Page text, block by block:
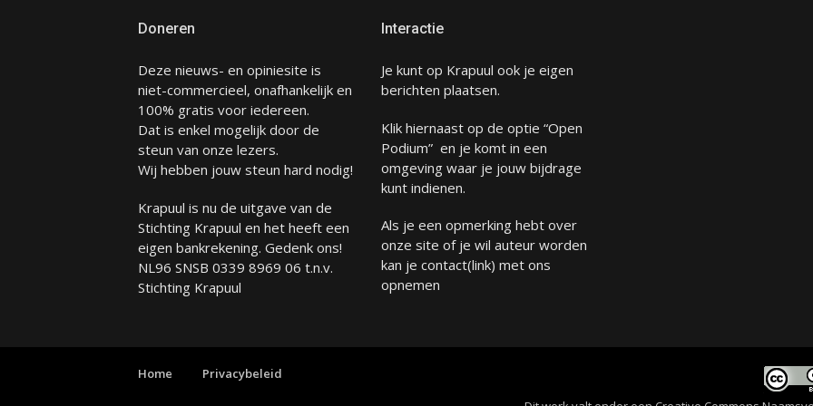
Doneren
Deze nieuws- en opiniesite is
niet-commercieel, onafhankelijk en
100% gratis voor iedereen.
Dat is enkel mogelijk door de
steun van onze lezers.
Wij hebben jouw steun hard nodig!
Krapuul is nu de uitgave van de
Stichting Krapuul en het heeft een
eigen bankrekening. Gedenk ons!
NL96 SNSB 0339 8969 06 t.n.v.
Stichting Krapuul
Interactie
Je kunt op Krapuul ook je eigen
berichten plaatsen.
Klik hiernaast op de optie “Open
Podium” en je komt in een
omgeving waar je jouw bijdrage
kunt indienen.
Als je een opmerking hebt over
onze site of je wil auteur worden
kan je contact(link) met ons
opnemen
Home
Privacybeleid